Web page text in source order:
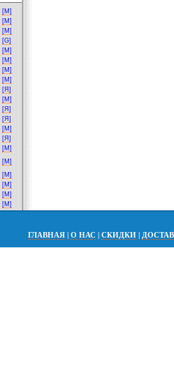
[M]
[M]
[M]
[G]
[M]
[M]
[M]
[M]
[Я]
[M]
[Я]
[Я]
[M]
[Я]
[M]
[M]
[M]
[M]
[M]
[M]
ГЛАВНАЯ | О НАС | СКИДКИ |